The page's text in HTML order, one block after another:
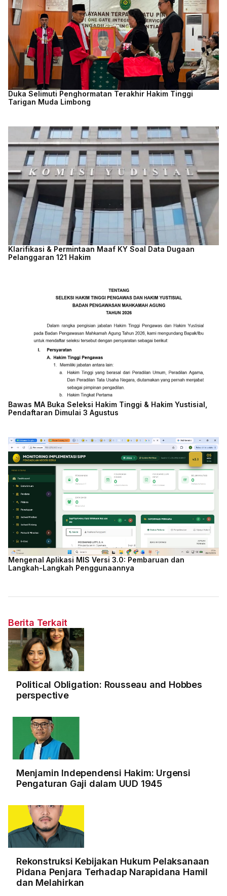
Duka Selimuti Penghormatan Terakhir Hakim Tinggi
Tarigan Muda Limbong
Klarifikasi & Permintaan Maaf KY Soal Data Dugaan
Pelanggaran 121 Hakim
Bawas MA Buka Seleksi Hakim Tinggi & Hakim Yustisial,
Pendaftaran Dimulai 3 Agustus
Mengenal Aplikasi MIS Versi 3.0: Pembaruan dan
Langkah-Langkah Penggunaannya
Berita Terkait
Political Obligation: Rousseau and Hobbes
perspective
Menjamin Independensi Hakim: Urgensi
Pengaturan Gaji dalam UUD 1945
Rekonstruksi Kebijakan Hukum Pelaksanaan
Pidana Penjara Terhadap Narapidana Hamil
dan Melahirkan